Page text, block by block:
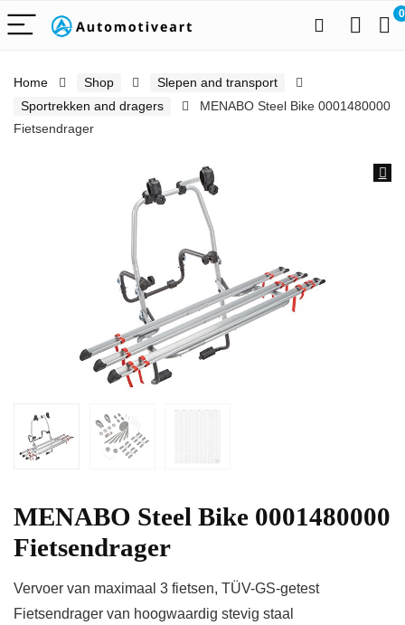
0
Home Shop
Slepen and transport
Sportrekken and dragers
MENABO Steel Bike 0001480000
Fietsendrager
MENABO Steel Bike 0001480000
Fietsendrager
Vervoer van maximaal 3 fietsen, TÜV-GS-getest
Fietsendrager van hoogwaardig stevig staal